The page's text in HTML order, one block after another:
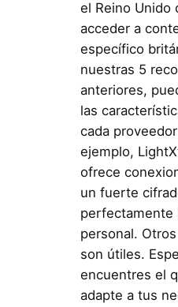
el Reino Unido
acceder a
específico
nuestras 5
anteriores,
las
cada
ejemplo,
ofrece
un fuerte
perfectamente
personal.
son útiles.
encuentres el
adapte a tus